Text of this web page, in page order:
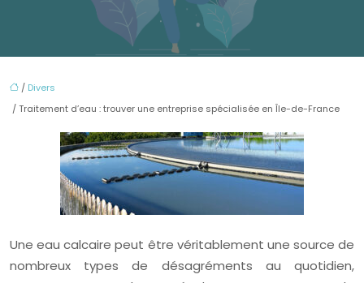
/ Divers
/ Traitement d’eau : trouver une entreprise spécialisée en Île-de-France
Une eau calcaire peut être véritablement une source de
nombreux types de désagréments au quotidien,